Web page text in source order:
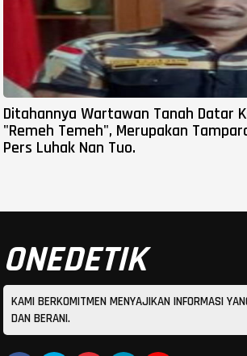
Ditahannya Wartawan Tanah Datar
"Remeh Temeh", Merupakan
Pers Luhak Nan Tuo.
ONEDETIK
KAMI BERKOMITMEN MENYAJIKAN INFORMASI
DAN BERANI.